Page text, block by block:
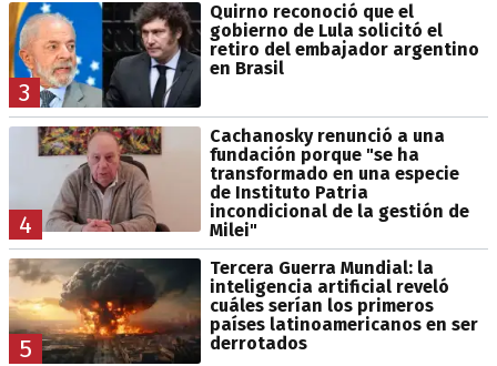
3
Quirno reconoció que el
gobierno de Lula solicitó el
retiro del embajador argentino
en Brasil
4
Cachanosky renunció a una
fundación porque "se ha
transformado en una especie
de Instituto Patria
incondicional de la gestión de
Milei"
5
Tercera Guerra Mundial: la
inteligencia artificial reveló
cuáles serían los primeros
países latinoamericanos en ser
derrotados